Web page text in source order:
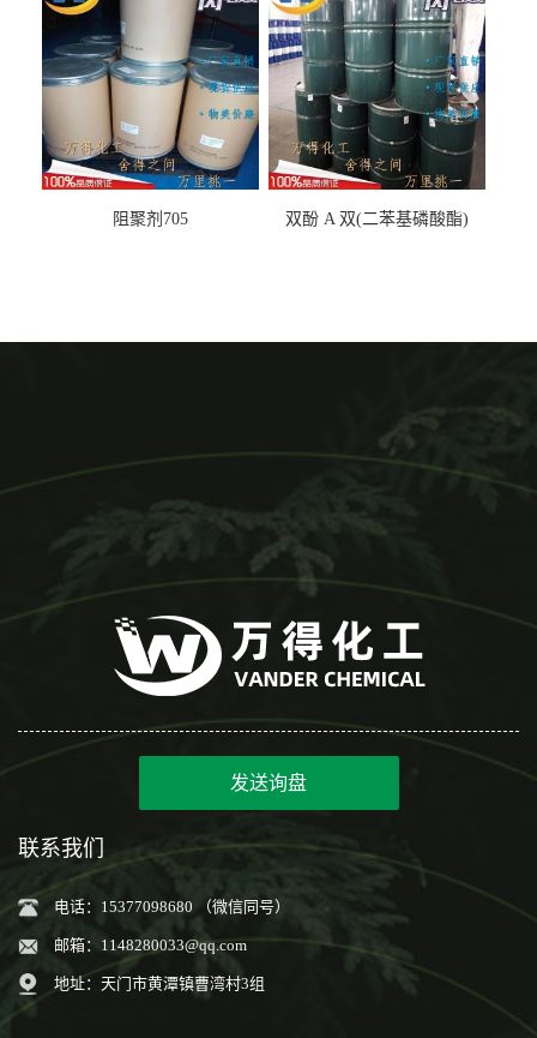
阻聚剂705 双酚 A 双(二苯基磷酸酯)
发送询盘
联系我们
电话：15377098680 （微信同号）
邮箱： 1148280033@qq.com
地址：天门市黄潭镇曹湾村3组